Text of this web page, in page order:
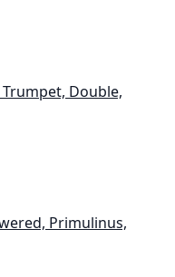
Double,
Primulinus,